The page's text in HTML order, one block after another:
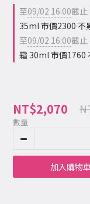
至09/02 16:00截止
35ml 市價2300 不
至09/02 16:00截止
霜 30ml 市價1760
NT$2,070
數量
加入購物車